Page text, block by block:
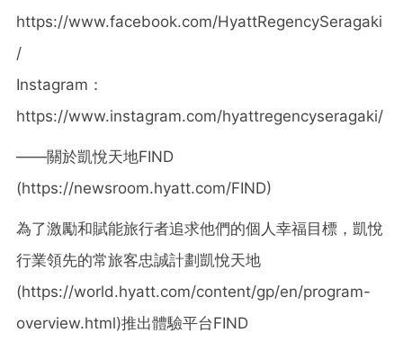
https://www.facebook.com/HyattRegencySeragaki
/
Instagram：
https://www.instagram.com/hyattregencyseragaki/
——關於凱悅天地FIND
(https://newsroom.hyatt.com/FIND)
為了激勵和賦能旅行者追求他們的個人幸福目標，凱悅
行業領先的常旅客忠誠計劃凱悅天地
(https://world.hyatt.com/content/gp/en/program-
overview.html)推出體驗平台FIND